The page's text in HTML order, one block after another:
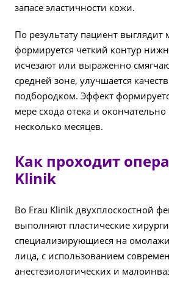
запасе эластичности кожи.
По результату пациент выглядит
формируется четкий контур
исчезают или выраженно
средней зоне, улучшается
подбородком. Эффект
мере схода отека и окончательно
несколько месяцев.
Как проходит
Klinik
Во Frau Klinik двухплоскостной
выполняют пластические
специализирующиеся на
лица, с использованием
анестезиологических и